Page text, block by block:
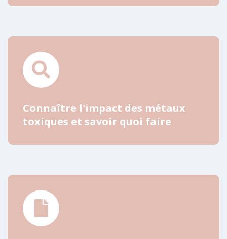
Connaître l'impact des métaux
toxiques et savoir quoi faire